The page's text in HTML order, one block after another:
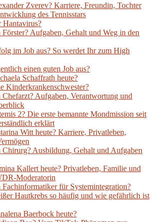
Zverev? Karriere, Freundin, Tochter
des Tennisstars
Hantavirus?
Förster? Aufgaben, Gehalt und Weg in den
im Job aus? So werdet Ihr zum High
einen guten Job aus?
Schaffrath heute?
Kinderkrankenschwester?
Chefarzt? Aufgaben, Verantwortung und
2? Die erste bemannte Mondmission seit
erklärt
Witt heute? Karriere, Privatleben,
Chirurg? Ausbildung, Gehalt und Aufgaben
Kallert heute? Privatleben, Familie und
Moderatorin
Fachinformatiker für Systemintegration?
Hautkrebs so häufig und wie gefährlich ist
Baerbock heute?